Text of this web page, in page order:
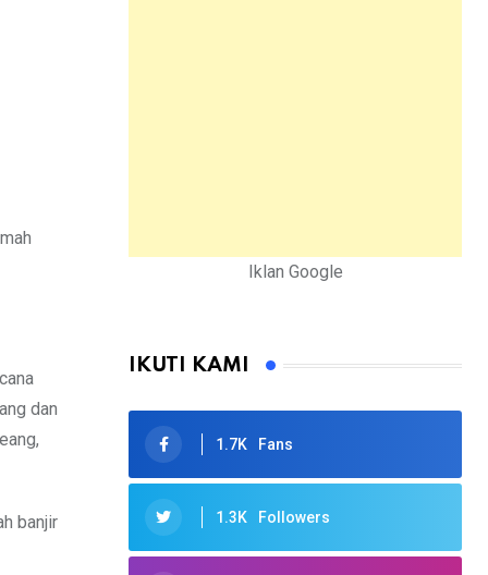
dan
banjir
Iklan Google
IKUTI KAMI
1.7K Fans
1.3K Followers